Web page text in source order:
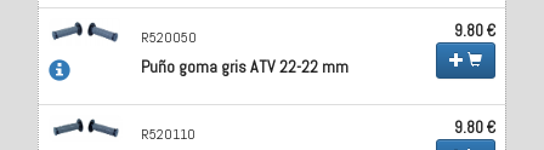
R520050
Puño goma gris ATV 22-22 mm
9.80 €
R520110 9.80 €